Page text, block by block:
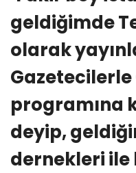
geldiğimde
olarak
Gazetecilerle
programına
deyip,
dernekleri